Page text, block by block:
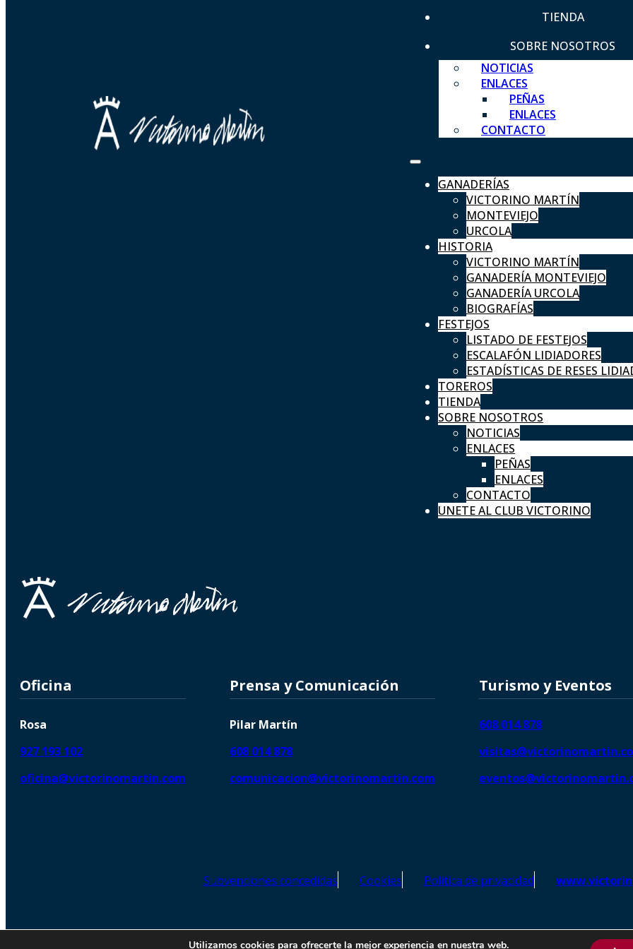
TIENDA
SOBRE NOSOTROS
NOTICIAS
ENLACES
PEÑAS
ENLACES
CONTACTO
GANADERÍAS
VICTORINO MARTÍN
MONTEVIEJO
URCOLA
HISTORIA
VICTORINO MARTÍN
GANADERÍA MONTEVIEJO
GANADERÍA URCOLA
BIOGRAFÍAS
FESTEJOS
LISTADO DE FESTEJOS
ESCALAFÓN LIDIADORES
ESTADÍSTICAS DE RESES
TOREROS
TIENDA
SOBRE NOSOTROS
NOTICIAS
ENLACES
PEÑAS
ENLACES
CONTACTO
UNETE AL CLUB VICTORINO
Oficina
Rosa
927 193 102
oficina@victorinomartin.com
Prensa y Comunicación
Pilar Martín
608 014 878
comunicacion@victorinomartin.com
Turismo y Eventos
608 014 878
Subvenciones concedidas Cookies Política de privacidad
© 2026 Copyright © | Victorino Martín – Todos los derechos reservados | SEO de Agencia
Utilizamos cookies para ofrecerte la mejor experiencia en nuestra web.